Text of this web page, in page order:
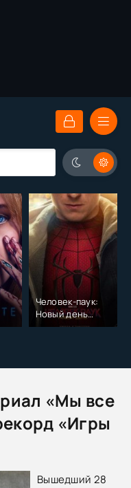
Человек-паук:
Новый день
(2026)
«Мы все
«Игры
Вышедший 28